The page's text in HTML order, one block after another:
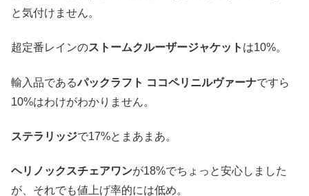
と気付けません。
超定番レインのストームクルーザージャケット は10%。
輸入品であるパックラフト ココペリニルヴァーナですら
10%はわけがわかりません。
ステラリッジで17%とまあまあ。
ヘリノックスチェアワンが18%でちょっと安心しました
が、それでも値上げ率的には低め。